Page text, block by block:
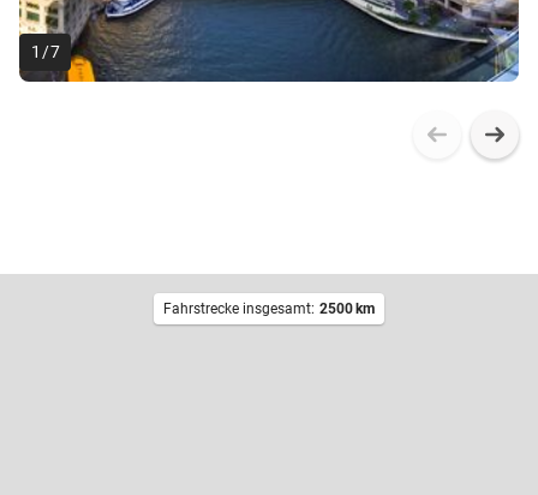
1 /7
Fahrstrecke insgesamt: 2500km